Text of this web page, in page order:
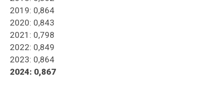
2019: 0,864
2020: 0,843
2021: 0,798
2022: 0,849
2023: 0,864
2024: 0,867